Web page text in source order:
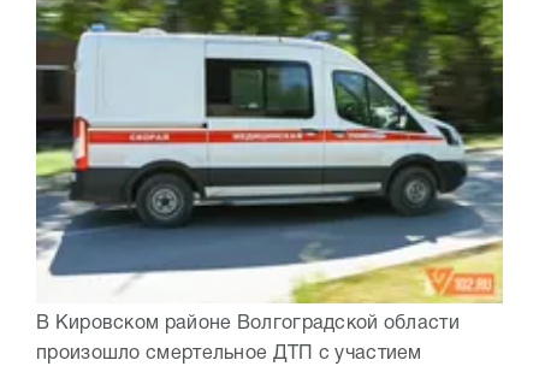
В Кировском районе Волгоградской области
произошло смертельное ДТП с участием